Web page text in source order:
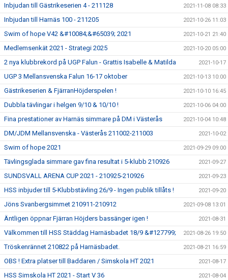
Inbjudan till Gästrikeserien 4 - 211128 2021-11-08 08:33
Inbjudan till Harnäs 100 - 211205 2021-10-26 11:03
Swim of hope V42 &#10084;&#65039; 2021 2021-10-21 21:40
Medlemsenkät 2021 - Strategi 2025 2021-10-20 05:00
2 nya klubbrekord på UGP Falun - Grattis Isabelle & Matilda 2021-10-17
UGP 3 Mellansvenska Falun 16-17 oktober 2021-10-13 10:00
Gästrikeserien & FjärranHöjderspelen ! 2021-10-10 16:45
Dubbla tävlingar i helgen 9/10 & 10/10 ! 2021-10-06 04:00
Fina prestationer av Harnäs simmare på DM i Västerås 2021-10-04 10:48
DM/JDM Mellansvenska - Västerås 211002-211003 2021-10-02
Swim of hope 2021 2021-09-29 09:00
Tävlingsglada simmare gav fina resultat i 5-klubb 210926 2021-09-27
SUNDSVALL ARENA CUP 2021 - 210925-210926 2021-09-23
HSS inbjuder till 5-Klubbstävling 26/9 - Ingen publik tillåts ! 2021-09-20
Jöns Svanbergsimmet 210911-210912 2021-09-08 13:01
Äntligen öppnar Fjärran Höjders bassänger igen ! 2021-08-31
Välkommen till HSS Städdag Harnäsbadet 18/9 &#127799; 2021-08-26 19:50
Tröskenrännet 210822 på Harnäsbadet. 2021-08-21 16:59
OBS ! Extra platser till Baddaren / Simskola HT 2021 2021-08-17
HSS Simskola HT 2021 - Start V 36 2021-08-04